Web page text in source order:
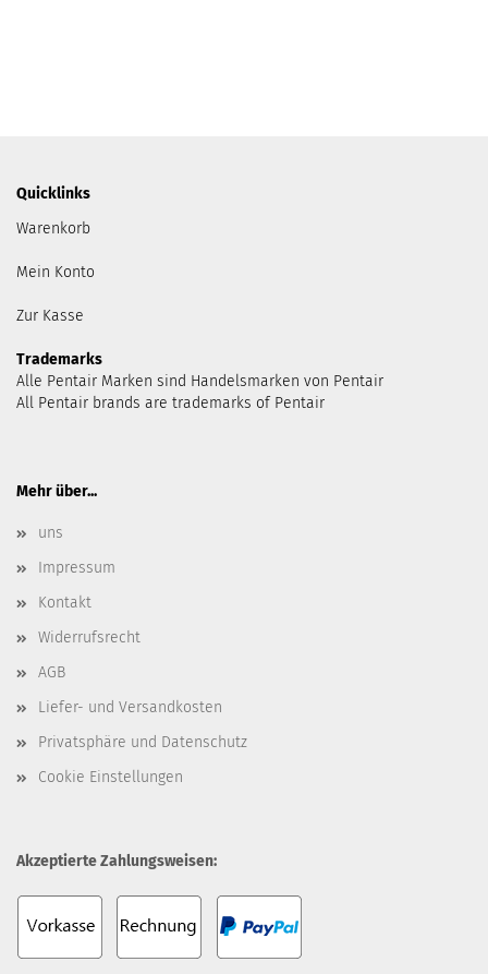
Quicklinks
Warenkorb
Mein Konto
Zur Kasse
Trademarks
Alle Pentair Marken sind Handelsmarken von Pentair
All Pentair brands are trademarks of Pentair
Mehr über...
uns
Impressum
Kontakt
Widerrufsrecht
AGB
Liefer- und Versandkosten
Privatsphäre und Datenschutz
Cookie Einstellungen
Akzeptierte Zahlungsweisen: